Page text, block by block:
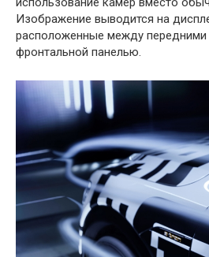
Изображение выводится на
расположенные между передними
фронтальной панелью.